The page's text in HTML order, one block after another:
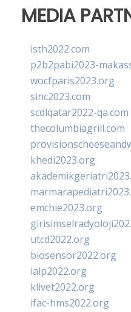
MEDIA
isth2022.com
p2b2pabi2023-
wocfparis2023.org
sinc2023.com
scdlqatar2022-qa.com
thecolumbiagrill.com
khedi2023.org
emchie2023.org
utcd2022.org
biosensor2022.org
ialp2022.org
klivet2022.org
ifac-hms2022.org